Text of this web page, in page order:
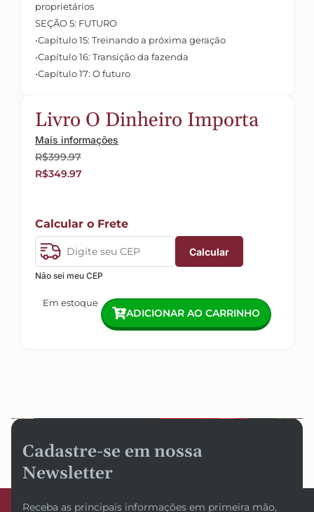
proprietários
SEÇÃO 5: FUTURO
•Capítulo 15: Treinando a próxima geração
•Capítulo 16: Transição da fazenda
•Capítulo 17: O futuro
Livro O Dinheiro Importa
Mais informações
R$399.97
R$349.97
Calcular o Frete
Calcular
Não sei meu CEP
Em estoque
ADICIONAR AO CARRINHO
Cadastre-se em nossa
Newsletter
Receba as principais informações em primeira mão,